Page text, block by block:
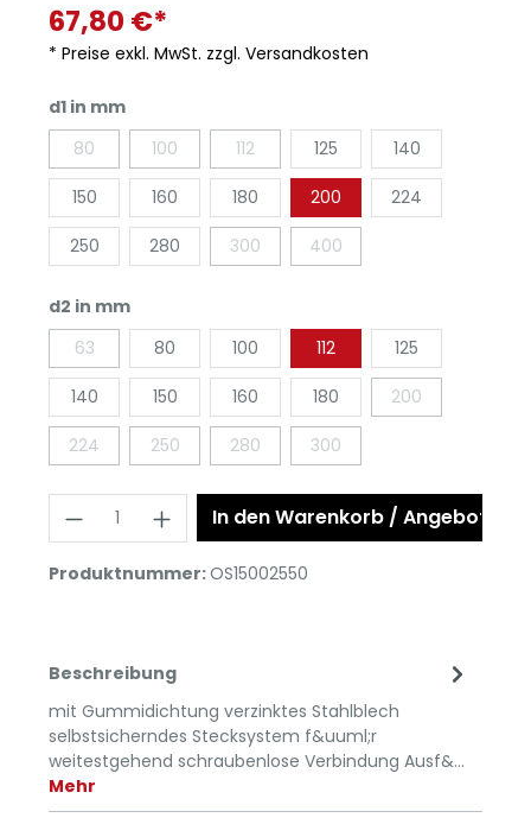
67,80 €*
* Preise exkl. MwSt. zzgl. Versandkosten
d1 in mm
80
100 112 125 140
150 160 180 200 224
250 280 300 400
d2 in mm
63
80 100 112 125
140 150 160 180 200
224 250 280 300
In den Warenkorb / Angebot
Produktnummer:OS15002550
Beschreibung
mit Gummidichtung verzinktes Stahlblech
selbstsicherndes Stecksystem f&uuml;r
weitestgehend schraubenlose Verbindung Ausf&…
Mehr